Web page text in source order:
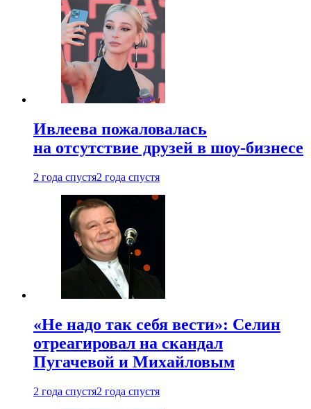
Ивлеева пожаловалась
на отсутствие друзей в шоу-бизнесе
2 года спустя2 года спустя
«Не надо так себя вести»: Селин
отреагировал на скандал
Пугачевой и Михайловым
2 года спустя2 года спустя